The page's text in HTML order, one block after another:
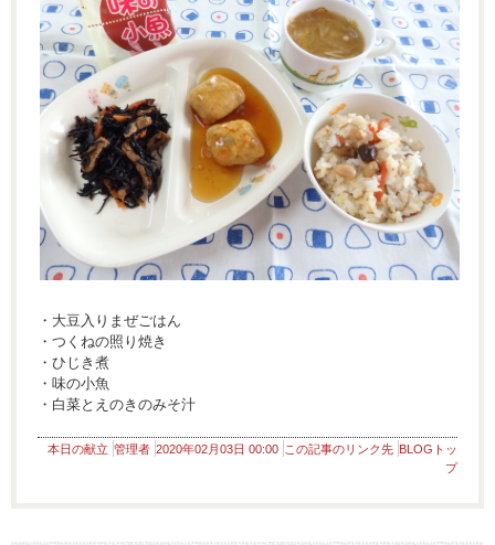
・大豆入りまぜごはん
・つくねの照り焼き
・ひじき煮
・味の小魚
・白菜とえのきのみそ汁
本日の献立 管理者 2020年02月03日 00:00 この記事のリンク先 BLOGトッ
プ